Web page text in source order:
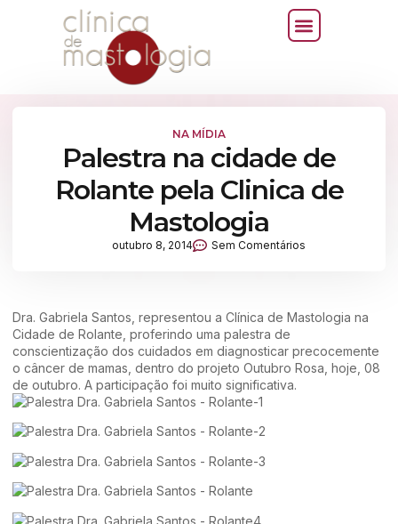
NA MÍDIA
Palestra na cidade de
Rolante pela Clinica de
Mastologia
outubro 8, 2014 Sem Comentários
Dra. Gabriela Santos, representou a Clínica de Mastologia na
Cidade de Rolante, proferindo uma palestra de
conscientização dos cuidados em diagnosticar precocemente
o câncer de mamas, dentro do projeto Outubro Rosa, hoje, 08
de outubro. A participação foi muito significativa.